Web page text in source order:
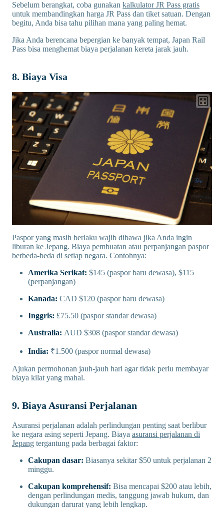
Sebelum berangkat, coba gunakan kalkulator JR Pass gratis
untuk membandingkan harga JR Pass dan tiket satuan. Dengan
begitu, Anda bisa tahu pilihan mana yang paling hemat.
Jika Anda berencana bepergian ke banyak tempat, Japan Rail
Pass bisa menghemat biaya perjalanan kereta jarak jauh.
8. Biaya Visa
Paspor yang masih berlaku wajib dibawa jika Anda ingin
liburan ke Jepang. Biaya pembuatan atau perpanjangan paspor
berbeda-beda di setiap negara. Contohnya:
Amerika Serikat: $145 (paspor baru dewasa), $115
(perpanjangan)
Kanada: CAD $120 (paspor baru dewasa)
Inggris: £75.50 (paspor standar dewasa)
Australia: AUD $308 (paspor standar dewasa)
India: ₹1.500 (paspor normal dewasa)
Ajukan permohonan jauh-jauh hari agar tidak perlu membayar
biaya kilat yang mahal.
9. Biaya Asuransi Perjalanan
Asuransi perjalanan adalah perlindungan penting saat berlibur
ke negara asing seperti Jepang. Biaya asuransi perjalanan di
Jepang tergantung pada berbagai faktor:
Cakupan dasar: Biasanya sekitar $50 untuk perjalanan 2
minggu.
Cakupan komprehensif: Bisa mencapai $200 atau lebih,
dengan perlindungan medis, tanggung jawab hukum, dan
dukungan darurat yang lebih lengkap.